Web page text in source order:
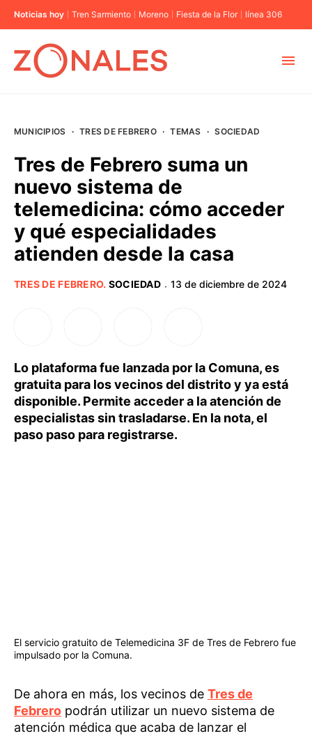
Noticias hoy Tren Sarmiento Moreno Fiesta de la Flor línea 306
BUENOS AIRES
PROVINCIAS
MUNICIPIOS · TRES DE FEBRERO · TEMAS · SOCIEDAD
Tres de Febrero suma un
nuevo sistema de
telemedicina: cómo acceder
y qué especialidades
atienden desde la casa
TRES DE FEBRERO. SOCIEDAD · 13 de diciembre de 2024
Lo plataforma fue lanzada por la Comuna, es
gratuita para los vecinos del distrito y ya está
disponible. Permite acceder a la atención de
especialistas sin trasladarse. En la nota, el
paso paso para registrarse.
El servicio gratuito de Telemedicina 3F de Tres de Febrero fue
impulsado por la Comuna.
De ahora en más, los vecinos de Tres de
Febrero podrán utilizar un nuevo sistema de
atención médica que acaba de lanzar el